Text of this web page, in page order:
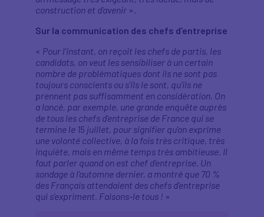
construction et d'avenir ».
Sur la communication des chefs d’entreprise
« Pour l'instant, on reçoit les chefs de partis, les
candidats, on veut les sensibiliser à un certain
nombre de problématiques dont ils ne sont pas
toujours conscients ou s'ils le sont, qu'ils ne
prennent pas suffisamment en considération. On
a lancé, par exemple, une grande enquête auprès
de tous les chefs d'entreprise de France qui se
termine le 15 juillet, pour signifier qu'on exprime
une volonté collective, à la fois très critique, très
inquiète, mais en même temps très ambitieuse. Il
faut parler quand on est chef d’entreprise. Un
sondage à l'automne dernier, a montré que 70 %
des Français attendaient des chefs d'entreprise
qui s'expriment. Faisons-le tous ! »